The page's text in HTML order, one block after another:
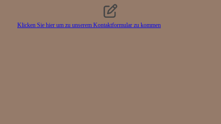
Klicken Sie hier um zu unserem Kon­takt­for­mu­lar zu kommen